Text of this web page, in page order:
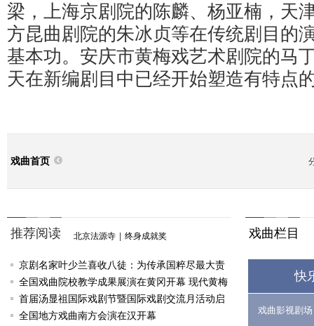
梁，上海京剧院的陈麟、杨亚楠，天
方昆曲剧院的朱冰贞等在传统剧目的
基本功。安庆市黄梅戏艺术剧院的马
天在新编剧目中已经开始塑造有特点
戏曲首页
推荐阅读 北京法源寺 终身成就奖
京剧名家叶少兰喜收八徒：为传承国粹尽最大责
任
全国戏曲院校教学成果展演在黄冈开幕 现代黄梅
戏《槐花谣》倾情..
首届汤显祖国际戏剧节暨国际戏剧交流月活动启
动
全国地方戏曲南方会演在汉开幕
戏曲栏目
快
戏曲影视剧场